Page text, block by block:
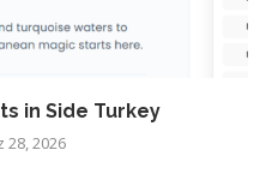
in Side Turkey
28, 2026